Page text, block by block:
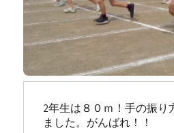
2年生は８０ｍ！手の振り
ました。がんばれ！！